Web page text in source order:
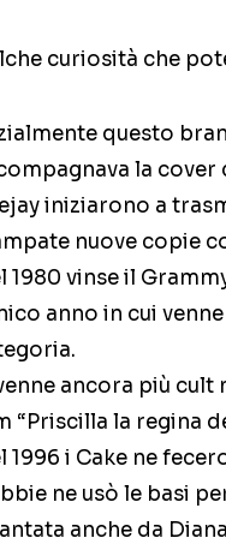
curiosità che
questo
la cover
iniziarono a
nuove copie
1980 vinse il
anno in cui
ancora più cult
“Priscilla la regina
1996 i Cake ne
ne usò le basi
anche da